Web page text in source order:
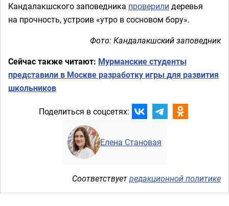
Кандалакшского заповедника проверили деревья
на прочность, устроив «утро в сосновом бору».
Фото: Кандалакшский заповедник
Сейчас также читают: Мурманские студенты
представили в Москве разработку игры для развития
школьников
Поделиться в соцсетях:
Елена Становая
Соответствуетредакционной политике